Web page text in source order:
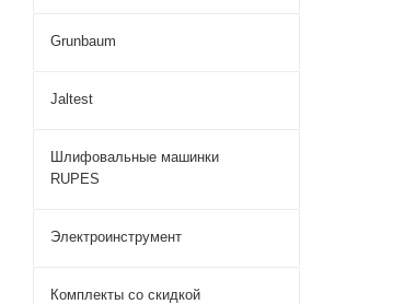
Grunbaum
Jaltest
Шлифовальные машинки
RUPES
Электроинструмент
Комплекты со скидкой